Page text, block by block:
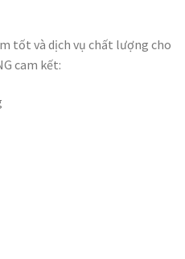
tốt và dịch vụ chất lượng cho
cam kết: